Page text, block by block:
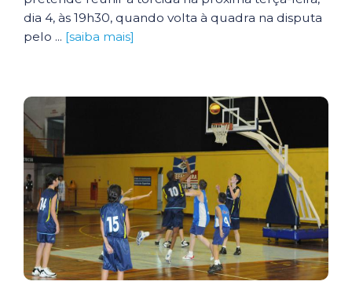
dia 4, às 19h30, quando volta à quadra na disputa
pelo ... [saiba mais]